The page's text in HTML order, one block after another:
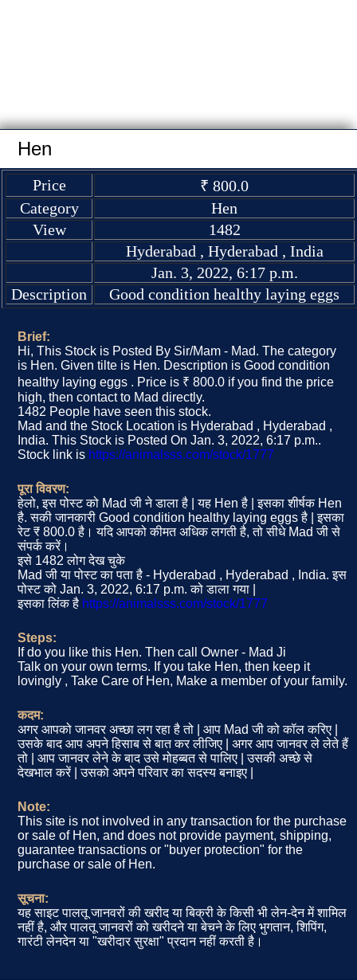
Hen
Price
₹ 800.0
Category
Hen
View
1482
Hyderabad , Hyderabad , India
Jan. 3, 2022, 6:17 p.m.
Description
Good condition healthy laying eggs
Brief:
Hi, This Stock is Posted By Sir/Mam - Mad. The category
is Hen. Given tilte is Hen. Description is Good condition
healthy laying eggs . Price is ₹ 800.0 if you find the price
high, then contact to Mad directly.
1482 People have seen this stock.
Mad and the Stock Location is Hyderabad , Hyderabad ,
India. This Stock is Posted On Jan. 3, 2022, 6:17 p.m..
Stock link is https://animalsss.com/stock/1777
पूरा विवरण:
हेलो, इस पोस्ट को Mad जी ने डाला है | यह Hen है | इसका शीर्षक Hen
है. सकी जानकारी Good condition healthy laying eggs है | इसका
रेट ₹ 800.0 है। यदि आपको कीमत अधिक लगती है, तो सीधे Mad जी से
संपर्क करें।
इसे 1482 लोग देख चुके
Mad जी या पोस्ट का पता है - Hyderabad , Hyderabad , India. इस
पोस्ट को Jan. 3, 2022, 6:17 p.m. को डाला गया |
इसका लिंक है https://animalsss.com/stock/1777
Steps:
If do you like this Hen. Then call Owner - Mad Ji
Talk on your own terms. If you take Hen, then keep it
lovingly , Take Care of Hen, Make a member of your family.
कदम:
अगर आपको जानवर अच्छा लग रहा है तो | आप Mad जी को कॉल करिए |
उसके बाद आप अपने हिसाब से बात कर लीजिए | अगर आप जानवर ले लेते हैं
तो | आप जानवर लेने के बाद उसे मोहब्बत से पालिए | उसकी अच्छे से
देखभाल करें | उसको अपने परिवार का सदस्य बनाइए |
Note:
This site is not involved in any transaction for the purchase
or sale of Hen, and does not provide payment, shipping,
guarantee transactions or "buyer protection" for the
purchase or sale of Hen.
सूचना:
यह साइट पालतू जानवरों की खरीद या बिक्री के किसी भी लेन-देन में शामिल
नहीं है, और पालतू जानवरों को खरीदने या बेचने के लिए भुगतान, शिपिंग,
गारंटी लेनदेन या "खरीदार सुरक्षा" प्रदान नहीं करती है।